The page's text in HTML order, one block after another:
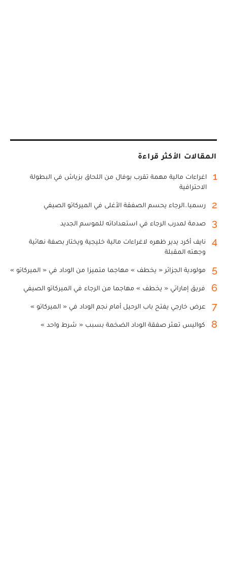
المقالات الأكثر قراءة
1
اغراءات مالية مهمة تقرب بوفال من اللحاق بزياش في البطولة
الاحترافية
2 رسميا..الرجاء يحسم الصفقة الأغلى في الميركاتو الصيفي
3 صدمة لمدرب الرجاء في استعداداته للموسم الجديد
4
نايف أكرد يدير ظهره لاغراءات مالية خليجية ويختار بصفة نهائية
وجهته المقبلة
5 مولودية الجزائر « يخطف » مهاجما متميزا من الوداد في « الميركاتو »
6 فريق إماراتي « يخطف » مهاجما من الرجاء في الميركاتو الصيفي
7 عرض خارجي يفتح باب الرحيل أمام نجم الوداد في « الميركاتو »
8 كواليس تعثر صفقة الوداد الضخمة بسبب « شرط واحد »